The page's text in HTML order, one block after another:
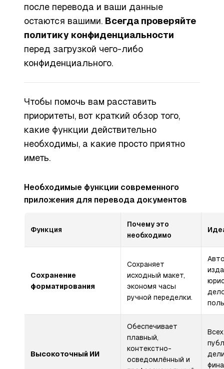
после перевода и ваши данные
остаются вашими. Всегда проверяйте
политику конфиденциальности
перед загрузкой чего-либо
конфиденциального.
Чтобы помочь вам расставить
приоритеты, вот краткий обзор того,
какие функции действительно
необходимы, а какие просто приятно
иметь.
Необходимые функции современного
приложения для перевода документов
Функция
Почему это
необходимо
Сохранение
форматирования
Сохраняет
исходный макет,
экономя часы
ручной переделки.
Высокоточный ИИ
Обеспечивает
плавный,
контекстно-
осведомлённый и